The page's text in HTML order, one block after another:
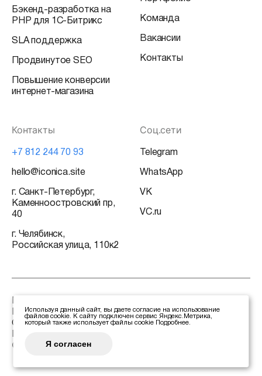
Бэкенд-разработка на
PHP для 1С-Битрикс
SLA поддержка
Продвинутое SEO
Повышение конверсии
интернет-магазина
Команда
Вакансии
Контакты
Соц.сети
Telegram
WhatsApp
VK
VC.ru
Контакты
+7 812 244 70 93
hello@iconica.site
г. Санкт-Петербург,
Каменноостровский пр,
40
г. Челябинск,
Российская улица, 110к2
©2026
Политика конфиденциальности
Сертификаты
Используя данный сайт, вы даете согласие на использование
файлов cookie. К сайту подключен сервис Яндекс.Метрика,
который также использует файлы cookie
Подробнее.
Я согласен